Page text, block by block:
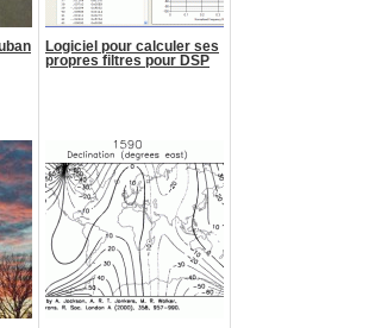
Logiciel pour calculer ses
propres filtres pour DSP